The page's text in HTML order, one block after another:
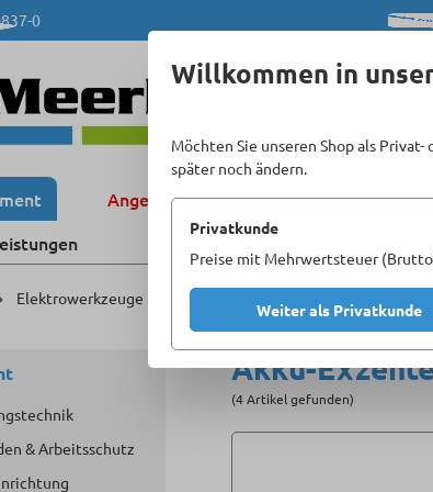
0
Angebote % Kataloge
Willkommen in
Möchten Sie unseren Shop als
später noch ändern.
Privatkunde
Preise mit Mehrwertsteuer
Weiter als Privatkunde
Elektrowerkzeuge Akku-Werkzeuge Schleifen &
& Arbeitsschutz
Akku-
(4 Artikel gefunden)